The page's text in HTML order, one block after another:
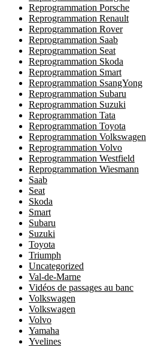
Reprogrammation Porsche
Reprogrammation Renault
Reprogrammation Rover
Reprogrammation Saab
Reprogrammation Seat
Reprogrammation Skoda
Reprogrammation Smart
Reprogrammation SsangYong
Reprogrammation Subaru
Reprogrammation Suzuki
Reprogrammation Tata
Reprogrammation Toyota
Reprogrammation Volkswagen
Reprogrammation Volvo
Reprogrammation Westfield
Reprogrammation Wiesmann
Saab
Seat
Skoda
Smart
Subaru
Suzuki
Toyota
Triumph
Uncategorized
Val-de-Marne
Vidéos de passages au banc
Volkswagen
Volkswagen
Volvo
Yamaha
Yvelines